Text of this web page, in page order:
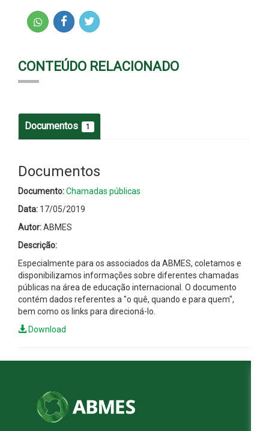
CONTEÚDO RELACIONADO
Documentos 1
Documentos
Documento:Chamadas públicas
Data: 17/05/2019
Autor:ABMES
Descrição:
Especialmente para os associados da ABMES, coletamos e
disponibilizamos informações sobre diferentes chamadas
públicas na área de educação internacional. O documento
contém dados referentes a "o quê, quando e para quem",
bem como os links para direcioná-lo.
Download